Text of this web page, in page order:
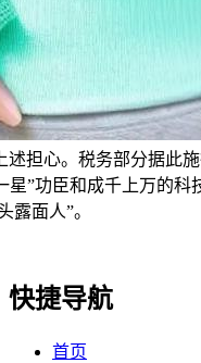
担心。税务部分据此
”功臣和成千上万的科
露面人”。
快捷导航
首页